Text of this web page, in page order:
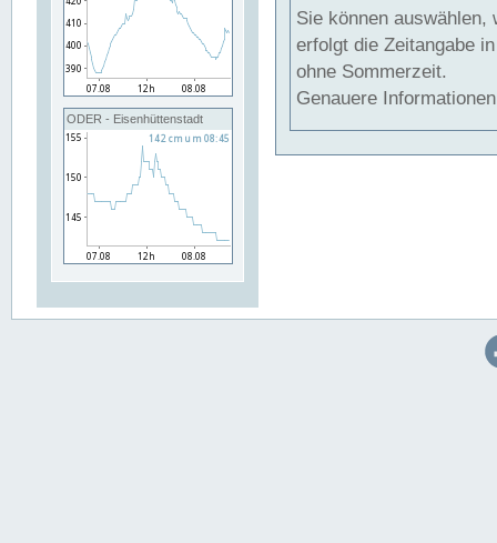
ODER - Eisenhüttenstadt
Sie können auswählen,
erfolgt die Zeitangabe
ohne Sommerzeit.
Genauere